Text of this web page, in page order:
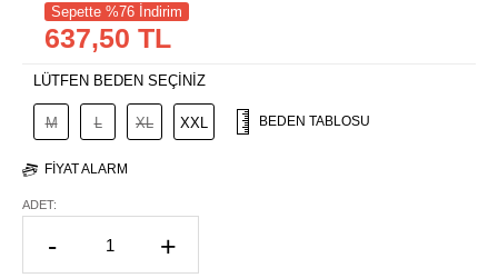
Sepette %76 İndirim
637,50 TL
LÜTFEN BEDEN SEÇİNİZ
M L XL XXL BEDEN TABLOSU
FIYAT ALARM
ADET:
- +